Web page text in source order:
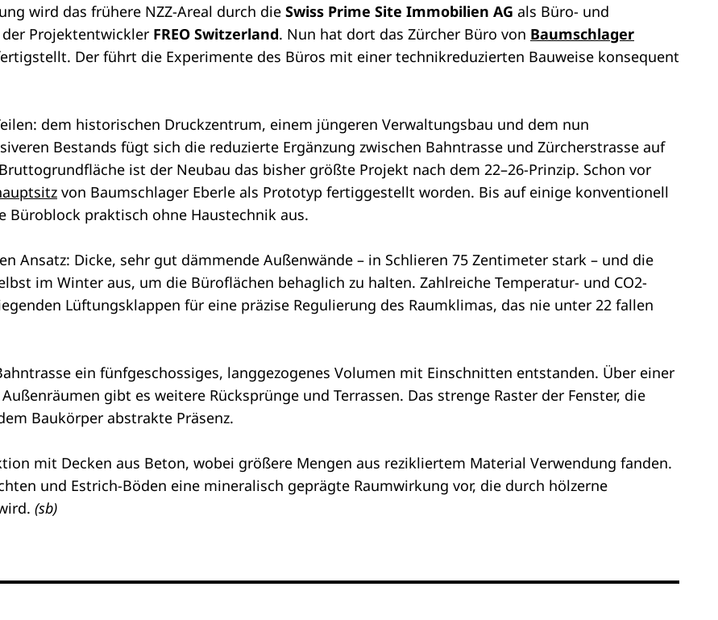
wird das frühere NZZ-Areal durch die Swiss Prime Site Immobilien AG als Büro- und
Projektentwickler FREO Switzerland. Nun hat dort das Zürcher Büro von Baumschlager
Der führt die Experimente des Büros mit einer technikreduzierten Bauweise konsequent
dem historischen Druckzentrum, einem jüngeren Verwaltungsbau und dem nun
Bestands fügt sich die reduzierte Ergänzung zwischen Bahntrasse und Zürcherstrasse auf
ist der Neubau das bisher größte Projekt nach dem 22–26-Prinzip. Schon vor
von Baumschlager Eberle als Prototyp fertiggestellt worden. Bis auf einige konventionell
Büroblock praktisch ohne Haustechnik aus.
Ansatz: Dicke, sehr gut dämmende Außenwände – in Schlieren 75 Zentimeter stark – und die
im Winter aus, um die Büroflächen behaglich zu halten. Zahlreiche Temperatur- und CO2-
Lüftungsklappen für eine präzise Regulierung des Raumklimas, das nie unter 22 fallen
ein fünfgeschossiges, langgezogenes Volumen mit Einschnitten entstanden. Über einer
gibt es weitere Rücksprünge und Terrassen. Das strenge Raster der Fenster, die
Baukörper abstrakte Präsenz.
mit Decken aus Beton, wobei größere Mengen aus rezikliertem Material Verwendung fanden.
und Estrich-Böden eine mineralisch geprägte Raumwirkung vor, die durch hölzerne
(sb)